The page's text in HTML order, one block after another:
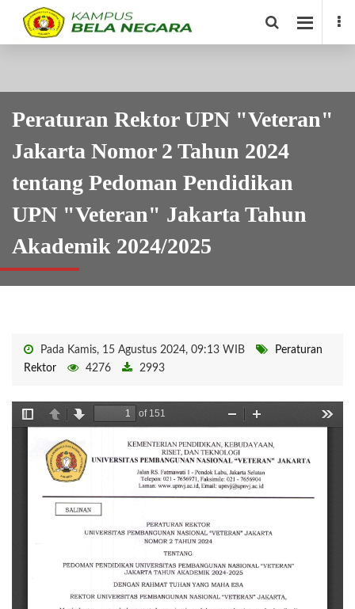
Peraturan Rektor UPN "Veteran"
Jakarta Nomor 2 Tahun 2024
tentang Pedoman Pendidikan
UPN "Veteran" Jakarta Tahun
Akademik 2024/2025
Pada Kamis, 15 Agustus 2024, 09:13 WIB
Peraturan
Rektor
4276 2993